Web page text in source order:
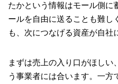
たかという情報はモール側に
ールを自由に送ることも難し
も、次につなげる資産が自社
まずは売上の入り口がほしい
う事業者には合います。一